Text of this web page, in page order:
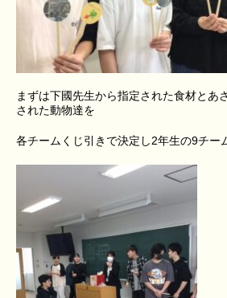
まずは下國先生から指定された食材とあ
された動物達を
各チームくじ引きで決定し2年生の9チー